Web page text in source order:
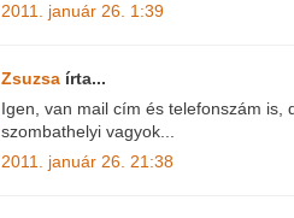
2011. január 26. 1:39
Zsuzsa írta...
Igen, van mail cím és telefonszám is,
szombathelyi vagyok...
2011. január 26. 21:38